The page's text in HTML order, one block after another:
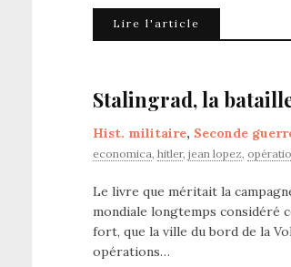
Lire l'article
Stalingrad, la
Hist. militaire, Seconde
economica, hitler, jean lopez,
Le livre que méritait la
mondiale longtemps considéré
fort, que la ville du bord de la
opérations…